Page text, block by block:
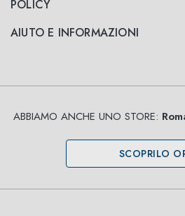
POLICY
AIUTO E INFORMAZIONI
ABBIAMO ANCHE UNO STORE:
SCOPRILO